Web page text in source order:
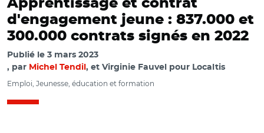
Apprentissage et contrat
d'engagement jeune : 837.000 et
300.000 contrats signés en 2022
Publié le 3 mars 2023
par Michel Tendil , et Virginie Fauvel pour Localtis
Emploi, Jeunesse, éducation et formation